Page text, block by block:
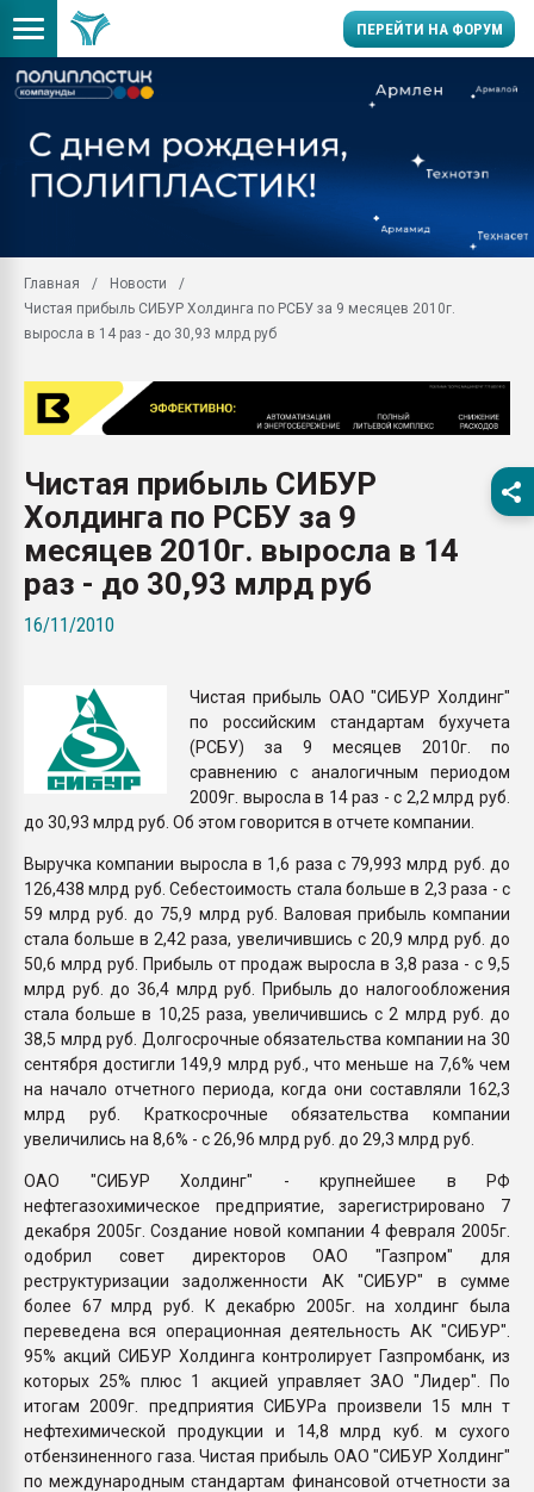
ПЕРЕЙТИ НА ФОРУМ
пластмасс
ситуацией на
Продам отходы
поликарбоната и АБС-
Armaloy PC/ABS-1IM
26.07.2022 "Сибирский
намного дороже
покупка, обмен
Главная
Новости
Чистая прибыль СИБУР Холдинга по РСБУ за 9 месяцев 2010г.
выросла в 14 раз - до 30,93 млрд руб
Чистая прибыль СИБУР
Холдинга по РСБУ за 9
месяцев 2010г. выросла в 14
раз - до 30,93 млрд руб
16/11/2010
Чистая прибыль ОАО "СИБУР Холдинг"
по российским стандартам бухучета
(РСБУ) за 9 месяцев 2010г. по
сравнению с аналогичным периодом
2009г. выросла в 14 раз - с 2,2 млрд руб.
до 30,93 млрд руб. Об этом говорится в отчете компании.
Выручка компании выросла в 1,6 раза с 79,993 млрд руб. до
126,438 млрд руб. Себестоимость стала больше в 2,3 раза - с
59 млрд руб. до 75,9 млрд руб. Валовая прибыль компании
стала больше в 2,42 раза, увеличившись с 20,9 млрд руб. до
50,6 млрд руб. Прибыль от продаж выросла в 3,8 раза - с 9,5
млрд руб. до 36,4 млрд руб. Прибыль до налогообложения
стала больше в 10,25 раза, увеличившись с 2 млрд руб. до
38,5 млрд руб. Долгосрочные обязательства компании на 30
сентября достигли 149,9 млрд руб., что меньше на 7,6% чем
на начало отчетного периода, когда они составляли 162,3
млрд руб. Краткосрочные обязательства компании
увеличились на 8,6% - с 26,96 млрд руб. до 29,3 млрд руб.
ОАО "СИБУР Холдинг" - крупнейшее в РФ
нефтегазохимическое предприятие, зарегистрировано 7
декабря 2005г. Создание новой компании 4 февраля 2005г.
одобрил совет директоров ОАО "Газпром" для
реструктуризации задолженности АК "СИБУР" в сумме
более 67 млрд руб. К декабрю 2005г. на холдинг была
переведена вся операционная деятельность АК "СИБУР".
95% акций СИБУР Холдинга контролирует Газпромбанк, из
которых 25% плюс 1 акцией управляет ЗАО "Лидер". По
итогам 2009г. предприятия СИБУРа произвели 15 млн т
нефтехимической продукции и 14,8 млрд куб. м сухого
отбензиненного газа. Чистая прибыль ОАО "СИБУР Холдинг"
по международным стандартам финансовой отчетности за